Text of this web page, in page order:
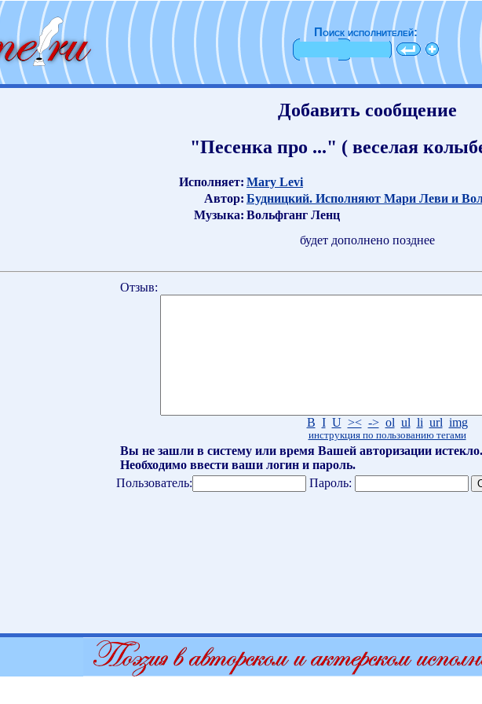
Поиск исполнителей:
Добавить сообщение
"Песенка про ..." ( веселая
Исполняет: Mary Levi
Автор: Будницкий. Исполняют Мари Леви и
Музыка: Вольфганг Ленц
будет дополнено позднее
Отзыв:
B I U >< -> ol ul li url img
инструкция по пользованию тегами
Вы не зашли в систему или время Вашей авторизации истекло.
Необходимо ввести ваши логин и пароль.
Пользователь:
Пароль: